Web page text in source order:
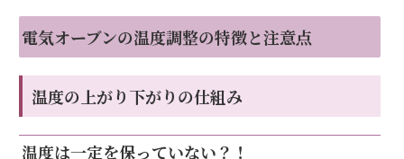
電気オーブンの温度調整の特徴と注意点
温度の上がり下がりの仕組み
温度は一定を保っていない？！